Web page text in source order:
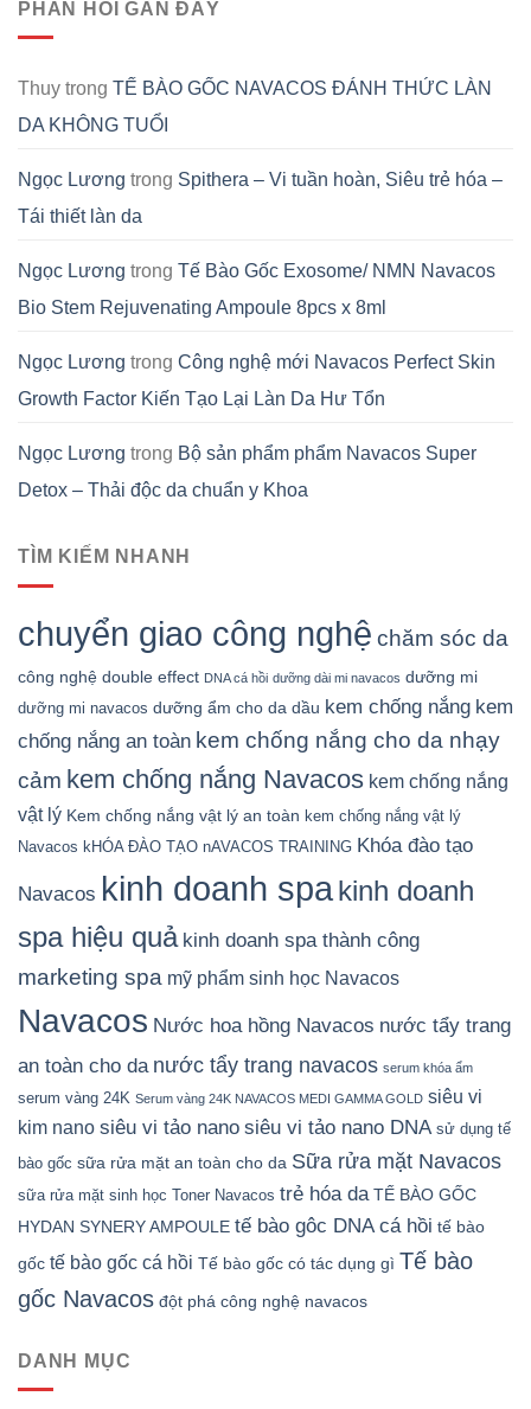
PHẢN HỒI GẦN ĐÂY
Thuy trong TẾ BÀO GỐC NAVACOS ĐÁNH THỨC LÀN
DA KHÔNG TUỔI
Ngọc Lương trong Spithera – Vi tuần hoàn, Siêu trẻ hóa –
Tái thiết làn da
Ngọc Lương trong Tế Bào Gốc Exosome/ NMN Navacos
Bio Stem Rejuvenating Ampoule 8pcs x 8ml
Ngọc Lương trong Công nghệ mới Navacos Perfect Skin
Growth Factor Kiến Tạo Lại Làn Da Hư Tổn
Ngọc Lương trong Bộ sản phẩm phẩm Navacos Super
Detox – Thải độc da chuẩn y Khoa
TÌM KIẾM NHANH
chuyển giao công nghệ chăm sóc da
công nghệ double effect DNA cá hồi dưỡng dài mi navacos dưỡng mi
dưỡng mi navacos dưỡng ẩm cho da dầu kem chống nắng kem
chống nắng an toàn kem chống nắng cho da nhạy
cảm kem chống nắng Navacos kem chống nắng
vật lý Kem chống nắng vật lý an toàn kem chống nắng vật lý
Navacos kHÓA ĐÀO TẠO nAVACOS TRAINING Khóa đào tạo
Navacos kinh doanh spakinh doanh
spa hiệu quả kinh doanh spa thành công
marketing spa mỹ phẩm sinh học Navacos
Navacos Nước hoa hồng Navacos nước tẩy trang
an toàn cho da nước tẩy trang navacos serum khóa ẩm
serum vàng 24K Serum vàng 24K NAVACOS MEDI GAMMA GOLD siêu vi
kim nano siêu vi tảo nano siêu vi tảo nano DNA sử dụng tế
bào gốc sữa rửa mặt an toàn cho da Sữa rửa mặt Navacos
sữa rửa mặt sinh học Toner Navacos trẻ hóa da TẾ BÀO GỐC
HYDAN SYNERY AMPOULE tế bào gôc DNA cá hồi tế bào
gốc tế bào gốc cá hồi Tế bào gốc có tác dụng gì Tế bào
gốc Navacos đột phá công nghệ navacos
DANH MỤC